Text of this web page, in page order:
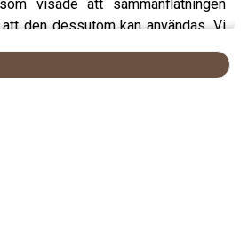
visade att sammanflätningen
den dessutom kan användas. Vi
Larsson, som förklarar vad
hur man kan använda fysikens